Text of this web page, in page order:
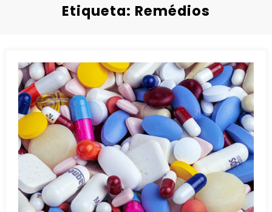
Etiqueta: Remédios